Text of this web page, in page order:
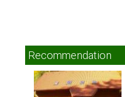
Recommendation